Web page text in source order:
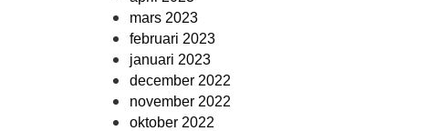
mars 2023
februari 2023
januari 2023
december 2022
november 2022
oktober 2022